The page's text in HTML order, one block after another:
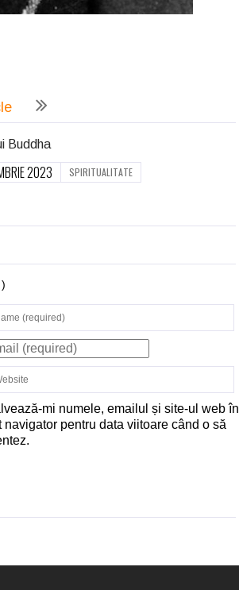
Buddha
2023 SPIRITUALITATE
mi numele, emailul și site-ul web în
navigator pentru data viitoare când o să